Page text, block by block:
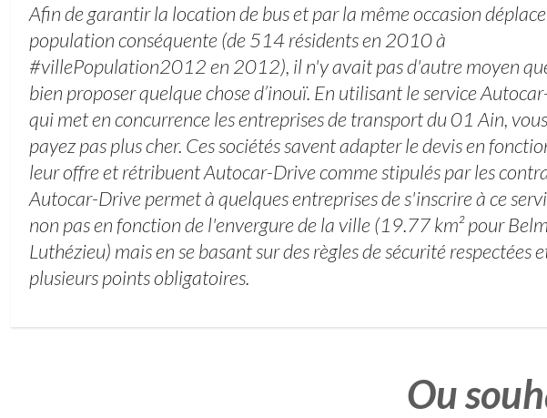
Afin de garantir la location de bus et par la même occasion
population conséquente (de 514 résidents en 2010 à
#villePopulation2012 en 2012), il n'y avait pas d'autre moyen
bien proposer quelque chose d’inouï. En utilisant le service
qui met en concurrence les entreprises de transport du 01 Ain,
payez pas plus cher. Ces sociétés savent adapter le devis en
leur offre et rétribuent Autocar-Drive comme stipulés par les
Autocar-Drive permet à quelques entreprises de s'inscrire à ce
non pas en fonction de l'envergure de la ville (19.77 km² pour
Luthézieu) mais en se basant sur des règles de sécurité respectées
plusieurs points obligatoires.
Ou